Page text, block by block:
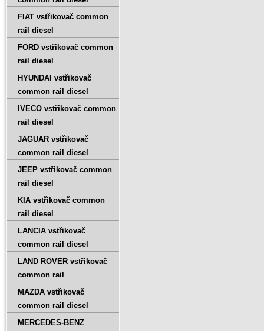
FIAT vstřikovač common
rail diesel
FORD vstřikovač common
rail diesel
HYUNDAI vstřikovač
common rail diesel
IVECO vstřikovač common
rail diesel
JAGUAR vstřikovač
common rail diesel
JEEP vstřikovač common
rail diesel
KIA vstřikovač common
rail diesel
LANCIA vstřikovač
common rail diesel
LAND ROVER vstřikovač
common rail
MAZDA vstřikovač
common rail diesel
MERCEDES-BENZ